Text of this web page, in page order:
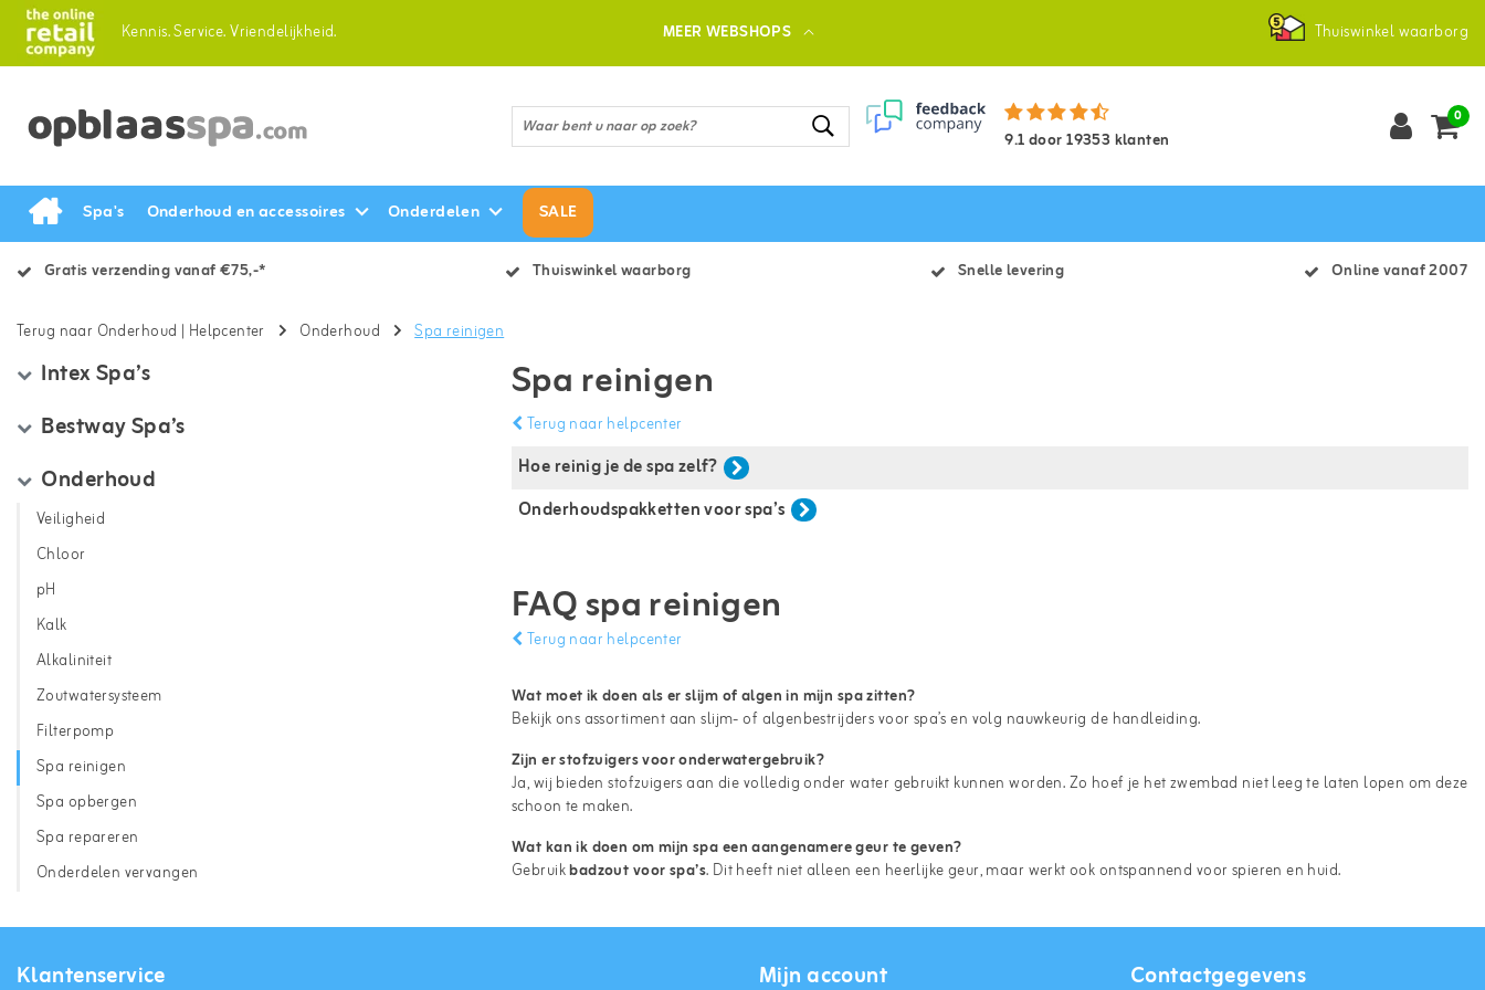
Kennis.Service.Vriendelijkheid. MEER WEBSHOPS Thuiswinkel waarborg
9.1door19353 klanten
0
Spa's Onderhoud en accessoires Onderdelen SALE
Gratis verzending vanaf €75,-* Thuiswinkel waarborg Snelle levering Online vanaf 2007
Terug naar Onderhoud | Helpcenter Onderhoud Spa reinigen
Intex Spa’s
Bestway Spa’s
Onderhoud
Veiligheid
Chloor
pH
Kalk
Alkaliniteit
Zoutwatersysteem
Filterpomp
Spa reinigen
Spa opbergen
Spa repareren
Onderdelen vervangen
Spa reinigen
Terug naar helpcenter
Hoe reinig je de spa zelf?
Onderhoudspakketten voor spa’s
FAQ spa reinigen
Terug naar helpcenter
Wat moet ik doen als er slijm of algen in mijn spa zitten?
Bekijk ons assortiment aan slijm- of algenbestrijders voor spa’s en volg nauwkeurig de handleiding.
Zijn er stofzuigers voor onderwatergebruik?
Ja, wij bieden stofzuigers aan die volledig onder water gebruikt kunnen worden. Zo hoef je het zwembad niet leeg te laten lopen om deze
schoon te maken.
Wat kan ik doen om mijn spa een aangenamere geur te geven?
Gebruikbadzout voor spa’s. Dit heeft niet alleen een heerlijke geur, maar werkt ook ontspannend voor spieren en huid.
Klantenservice Mijn account Contactgegevens